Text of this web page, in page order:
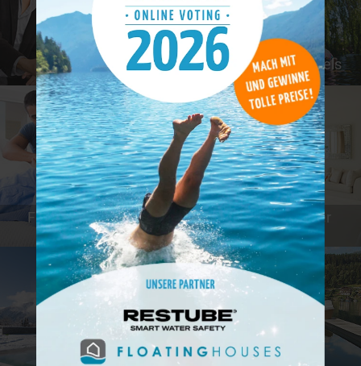
Günstige Hotels Tierfreundliche Hotels
Familienfreundliche
Hotels
Hotels mit schöner
Aussicht